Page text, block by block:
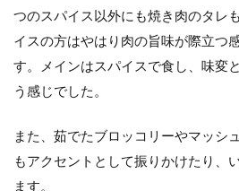
つのスパイス以外にも焼き肉のタレ
イスの方はやはり肉の旨味が際立つ
す。メインはスパイスで食し、味変
う感じでした。
また、茹でたブロッコリーやマッシ
もアクセントとして振りかけたり、
ます。